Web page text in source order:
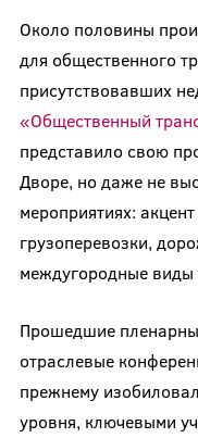
Около половины
для общественного
присутствовавших
«Общественный
представило свою
Дворе, но даже не
мероприятиях:
грузоперевозки,
междугородные виды
Прошедшие
отраслевые
прежнему
уровня, ключевыми